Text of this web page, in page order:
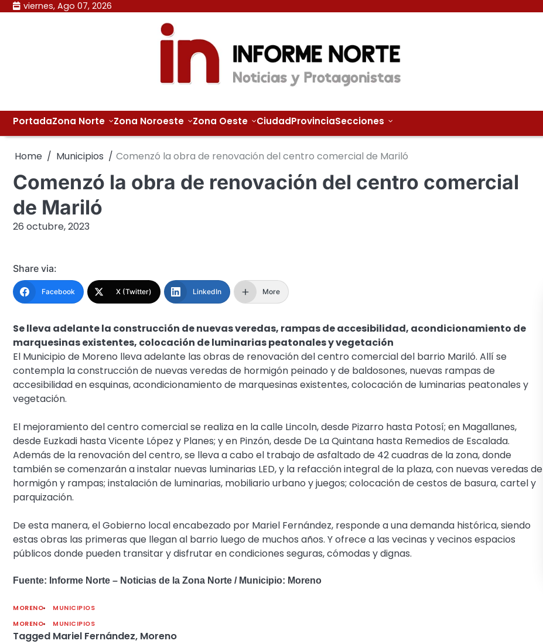
Skip viernes, Ago 07, 2026
PortadaZona Norte Zona Noroeste Zona Oeste CiudadProvinciaSecciones
Home Municipios Comenzó la obra de renovación del centro comercial de Mariló
Comenzó la obra de renovación del centro comercial
de Mariló
26 octubre, 2023
Share via:
Facebook X (Twitter) LinkedIn More
Se lleva adelante la construcción de nuevas veredas, rampas de accesibilidad, acondicionamiento de
marquesinas existentes, colocación de luminarias peatonales y vegetación
El Municipio de Moreno lleva adelante las obras de renovación del centro comercial del barrio Mariló. Allí se
contempla la construcción de nuevas veredas de hormigón peinado y de baldosones, nuevas rampas de
accesibilidad en esquinas, acondicionamiento de marquesinas existentes, colocación de luminarias peatonales y
vegetación.
El mejoramiento del centro comercial se realiza en la calle Lincoln, desde Pizarro hasta Potosí; en Magallanes,
desde Euzkadi hasta Vicente López y Planes; y en Pinzón, desde De La Quintana hasta Remedios de Escalada.
Además de la renovación del centro, se lleva a cabo el trabajo de asfaltado de 42 cuadras de la zona, donde
también se comenzarán a instalar nuevas luminarias LED, y la refacción integral de la plaza, con nuevas veredas de
hormigón y rampas; instalación de luminarias, mobiliario urbano y juegos; colocación de cestos de basura, cartel y
parquización.
De esta manera, el Gobierno local encabezado por Mariel Fernández, responde a una demanda histórica, siendo
estas obras las primeras que llegan al barrio luego de muchos años. Y ofrece a las vecinas y vecinos espacios
públicos donde pueden transitar y disfrutar en condiciones seguras, cómodas y dignas.
Fuente: Informe Norte – Noticias de la Zona Norte / Municipio: Moreno
MORENO
MUNICIPIOS
MORENO
MUNICIPIOS
Tagged Mariel Fernández, Moreno